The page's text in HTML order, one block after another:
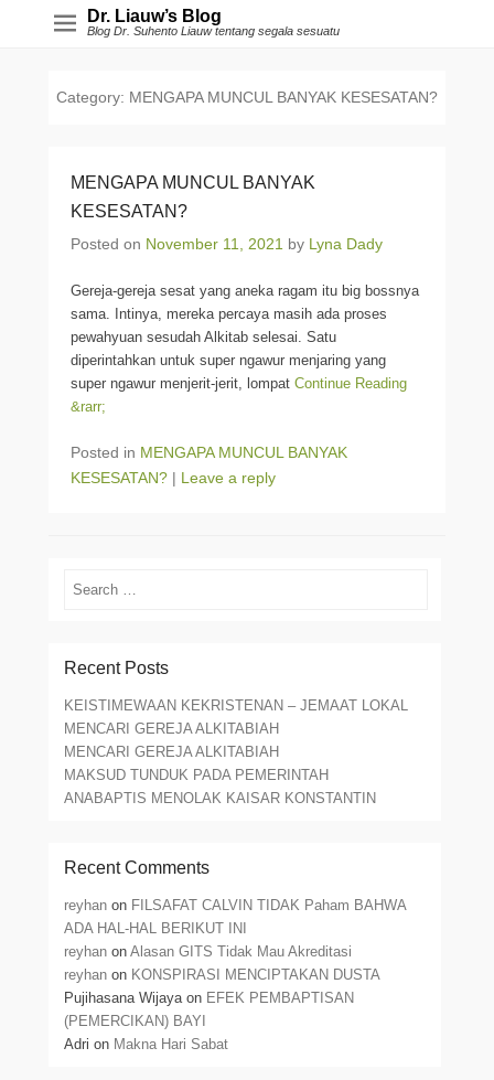
Dr. Liauw’s Blog
Blog Dr. Suhento Liauw tentang segala sesuatu
Category: MENGAPA MUNCUL BANYAK KESESATAN?
MENGAPA MUNCUL BANYAK
KESESATAN?
Posted on November 11, 2021 by Lyna Dady
Gereja-gereja sesat yang aneka ragam itu big bossnya
sama. Intinya, mereka percaya masih ada proses
pewahyuan sesudah Alkitab selesai. Satu
diperintahkan untuk super ngawur menjaring yang
super ngawur menjerit-jerit, lompat Continue Reading
&rarr;
Posted in MENGAPA MUNCUL BANYAK
KESESATAN? | Leave a reply
Search
Recent Posts
KEISTIMEWAAN KEKRISTENAN – JEMAAT LOKAL
MENCARI GEREJA ALKITABIAH
MENCARI GEREJA ALKITABIAH
MAKSUD TUNDUK PADA PEMERINTAH
ANABAPTIS MENOLAK KAISAR KONSTANTIN
Recent Comments
reyhan on FILSAFAT CALVIN TIDAK Paham BAHWA
ADA HAL-HAL BERIKUT INI
reyhan onAlasan GITS Tidak Mau Akreditasi
reyhan on KONSPIRASI MENCIPTAKAN DUSTA
Pujihasana Wijayaon EFEK PEMBAPTISAN
(PEMERCIKAN) BAYI
Adri on Makna Hari Sabat